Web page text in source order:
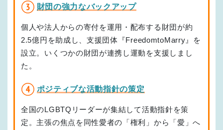
財団の強力なバックアップ
個人や法人からの寄付を運用・配布する財団が約
2.5億円を助成し、支援団体『FreedomtoMarry』を
設立。いくつかの財団が連携し運動を支援しまし
た。
ポジティブな活動指針の策定
全国のLGBTQリーダーが集結して活動指針を策
定。主張の焦点を同性愛者の「権利」から「愛」へ